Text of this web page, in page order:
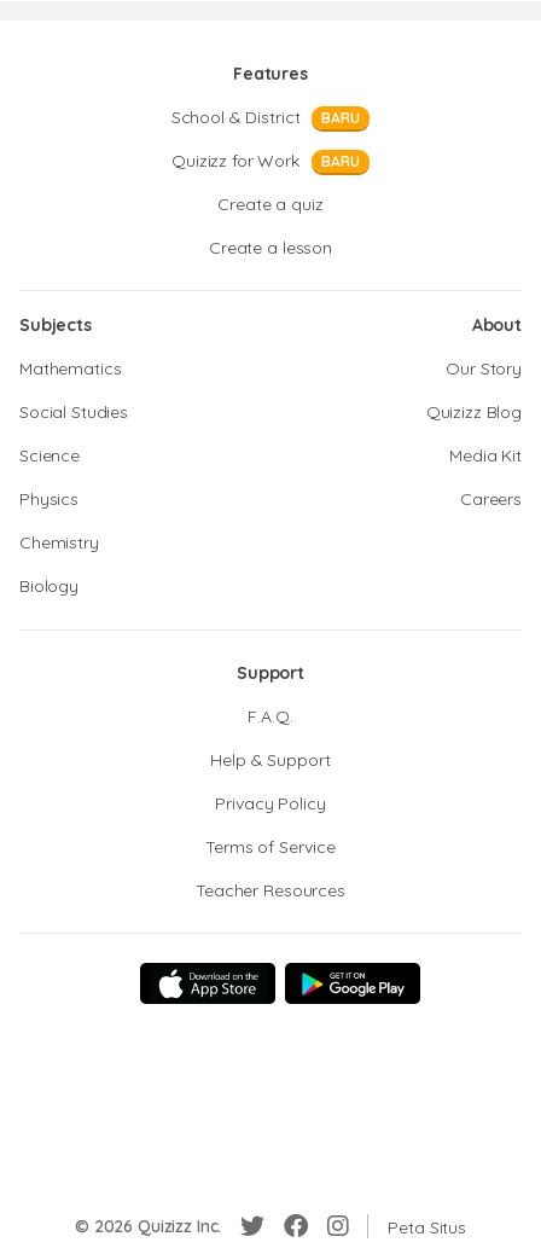
Features
School & District
BARU
Quizizz for Work BARU
Create a quiz
Create a lesson
Subjects
Mathematics
Social Studies
Science
Physics
Chemistry
Biology
About
Our Story
Quizizz Blog
Media Kit
Careers
Support
F.A.Q.
Help & Support
Privacy Policy
Terms of Service
Teacher Resources
© 2026 Quizizz Inc. Peta Situs